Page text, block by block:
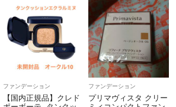
ファンデーション
【国内正規品】クレド
ファンデーション
プリマヴィスタ クリー